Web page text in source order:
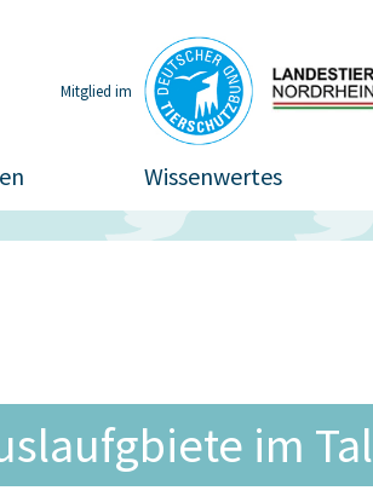
Mitglied im
Wissenwertes
im Tal